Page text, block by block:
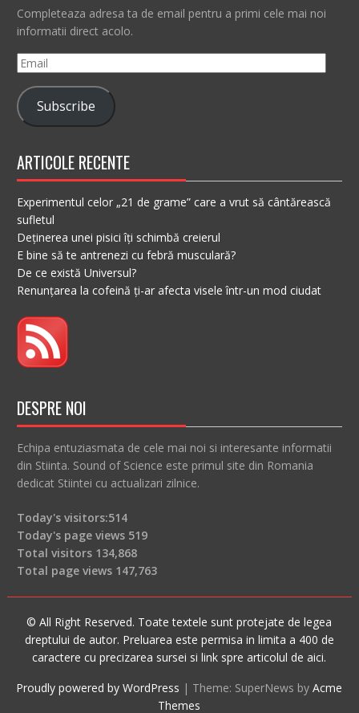
Completeaza adresa ta de email pentru a primi cele mai noi
informatii direct acolo.
Email
Subscribe
ARTICOLE RECENTE
Experimentul celor „21 de grame” care a vrut să cântărească
sufletul
Deținerea unei pisici îți schimbă creierul
E bine să te antrenezi cu febră musculară?
De ce există Universul?
Renunțarea la cofeină ți-ar afecta visele într-un mod ciudat
DESPRE NOI
Echipa entuziasmata de cele mai noi si interesante informatii
din Stiinta. Sound of Science este primul site din Romania
dedicat Stiintei cu actualizari zilnice.
Today's visitors:514
Today's page views 519
Total visitors 134,868
Total page views 147,763
© All Right Reserved. Toate textele sunt protejate de legea
dreptului de autor. Preluarea este permisa in limita a 400 de
caractere cu precizarea sursei si link spre articolul de aici.
Proudly powered by WordPress | Theme: SuperNews byAcme
Themes